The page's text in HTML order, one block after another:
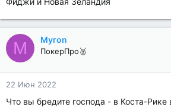
M Myron
ПокерПро🥈
22 Июн 2022
Что вы бредите господа - в Коста-Рике